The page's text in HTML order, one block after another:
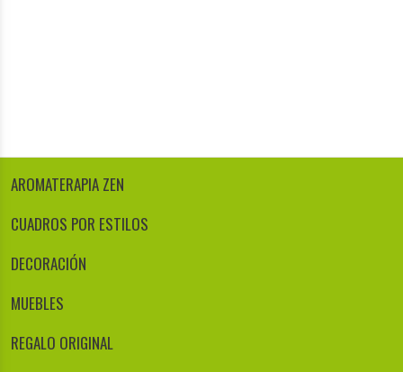
AROMATERAPIA ZEN
CUADROS POR ESTILOS
DECORACIÓN
MUEBLES
REGALO ORIGINAL